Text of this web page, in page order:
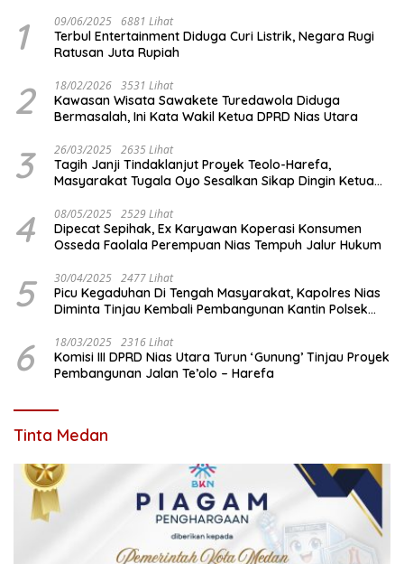
1 09/06/2025 6881 Lihat
Terbul Entertainment Diduga Curi Listrik, Negara Rugi
Ratusan Juta Rupiah
2 18/02/2026 3531 Lihat
Kawasan Wisata Sawakete Turedawola Diduga
Bermasalah, Ini Kata Wakil Ketua DPRD Nias Utara
3 26/03/2025 2635 Lihat
Tagih Janji Tindaklanjut Proyek Teolo-Harefa,
Masyarakat Tugala Oyo Sesalkan Sikap Dingin Ketua
4 08/05/2025 2529 Lihat
Dipecat Sepihak, Ex Karyawan Koperasi Konsumen
Osseda Faolala Perempuan Nias Tempuh Jalur Hukum
5 30/04/2025 2477 Lihat
Picu Kegaduhan Di Tengah Masyarakat, Kapolres Nias
Diminta Tinjau Kembali Pembangunan Kantin Polsek
6 18/03/2025 2316 Lihat
Komisi III DPRD Nias Utara Turun ‘Gunung’ Tinjau Proyek
Pembangunan Jalan Te’olo – Harefa
Tinta Medan